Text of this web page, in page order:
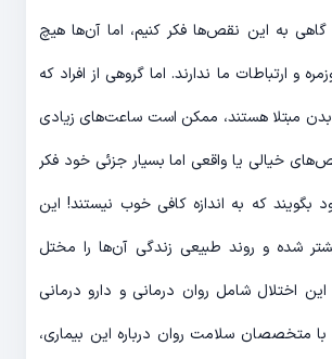
به این نقص‌ها فکر کنیم، اما آن‌ها هیچ
و ارتباطات ما ندارند. اما گروهی از افراد که
بدن مبتلا هستند، ممکن است ساعت‌های زیادی
خیالی یا واقعی اما بسیار جزئی خود فکر
بگویند که به اندازه کافی خوب نیستند! این
شده و روند طبیعی زندگی آن‌ها را مختل
اختلال شامل روان درمانی و دارو درمانی
متخصصان سلامت روان درباره این بیماری،